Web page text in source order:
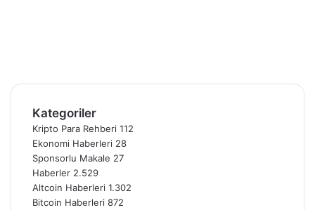
Kategoriler
Kripto Para Rehberi 112
Ekonomi Haberleri 28
Sponsorlu Makale 27
Haberler 2.529
Altcoin Haberleri 1.302
Bitcoin Haberleri 872